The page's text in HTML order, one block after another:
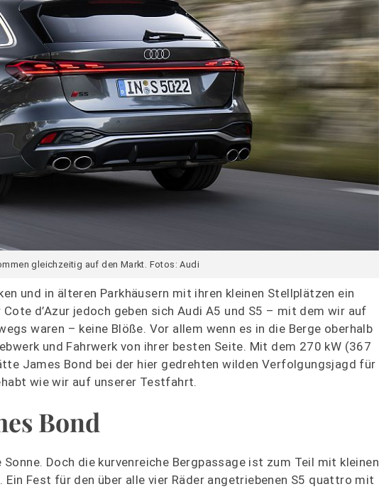
gleichzeitig auf den Markt. Fotos: Audi
und in älteren Parkhäusern mit ihren kleinen Stellplätzen ein
d’Azur jedoch geben sich Audi A5 und S5 – mit dem wir auf
waren – keine Blöße. Vor allem wenn es in die Berge oberhalb
und Fahrwerk von ihrer besten Seite. Mit dem 270 kW (367
James Bond bei der hier gedrehten wilden Verfolgungsjagd für
wie wir auf unserer Testfahrt.
Bond
Doch die kurvenreiche Bergpassage ist zum Teil mit kleinen
Fest für den über alle vier Räder angetriebenen S5 quattro mit